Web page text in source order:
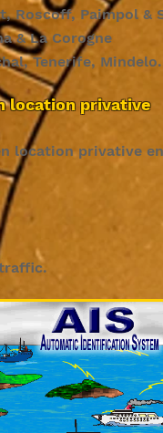
Roscoff, Paimpol &
& La Corogne
Tenerife,
location privative
location privative en